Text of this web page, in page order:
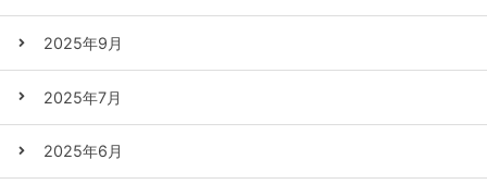
2025年9月
2025年7月
2025年6月